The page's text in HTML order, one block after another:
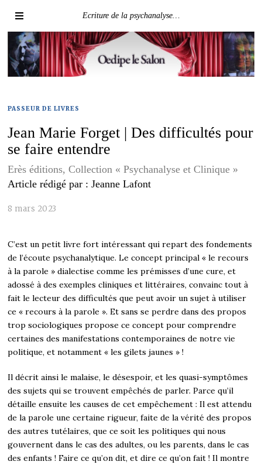
Ecriture de la psychanalyse…
PASSEUR DE LIVRES
Jean Marie Forget | Des difficultés pour
se faire entendre
Erès éditions, Collection « Psychanalyse et Clinique »
Article rédigé par : Jeanne Lafont
8 mars 2023
C’est un petit livre fort intéressant qui repart des fondements
de l’écoute psychanalytique. Le concept principal « le recours
à la parole » dialectise comme les prémisses d’une cure, et
adossé à des exemples cliniques et littéraires, convainc tout à
fait le lecteur des difficultés que peut avoir un sujet à utiliser
ce « recours à la parole ». Et sans se perdre dans des propos
trop sociologiques propose ce concept pour comprendre
certaines des manifestations contemporaines de notre vie
politique, et notamment « les gilets jaunes » !
Il décrit ainsi le malaise, le désespoir, et les quasi-symptômes
des sujets qui se trouvent empêchés de parler. Parce qu’il
détaille ensuite les causes de cet empêchement : Il est attendu
de la parole une certaine rigueur, faite de la vérité des propos
des autres tutélaires, que ce soit les politiques qui nous
gouvernent dans le cas des adultes, ou les parents, dans le cas
des enfants ! Faire ce qu’on dit, et dire ce qu’on fait ! Il montre